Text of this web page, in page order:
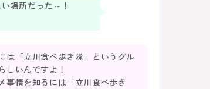
場所だった～！
は「立川食べ歩き隊」というグル
しいんですよ！
事情を知るには「立川食べ歩き